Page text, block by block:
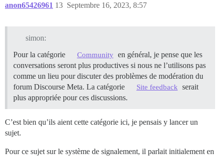
anon65426961 Septembre 16, 2023, 8:57
13
simon:
Pour la catégorie
Community en général, je pense que les
conversations seront plus productives si nous ne l’utilisons pas
comme un lieu pour discuter des problèmes de modération du
forum Discourse Meta. La catégorie
Site feedback
serait
plus appropriée pour ces discussions.
C’est bien qu’ils aient cette catégorie ici, je pensais y lancer un
sujet.
Pour ce sujet sur le système de signalement, il parlait initialement en